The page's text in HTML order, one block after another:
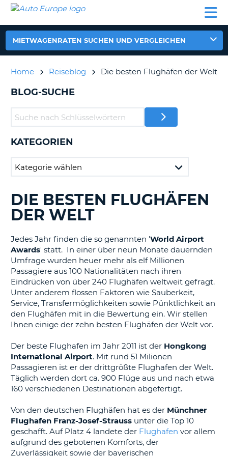
MIETWAGEN
WOHNMOBILE
AUTO
EUROPE
MIETWAGEN
WOHNMOBILE
PARTNER
HILFE
MEIN
MEINE
DEUTSCHLAND
MIETWAGENRATEN SUCHEN UND VERGLEICHEN
Home Reiseblog Die besten Flughäfen der Welt
BLOG-SUCHE
KATEGORIEN
DURCHSUCHE
BLOGS......
DIE BESTEN FLUGHÄFEN
DER WELT
Jedes Jahr finden die so genannten 'World Airport
Awards' statt. In einer über neun Monate dauernden
Umfrage wurden heuer mehr als elf Millionen
Passagiere aus 100 Nationalitäten nach ihren
Eindrücken von über 240 Flughäfen weltweit gefragt.
Unter anderem flossen Faktoren wie Sauberkeit,
Service, Transfermöglichkeiten sowie Pünktlichkeit an
den Flughäfen mit in die Bewertung ein. Wir stellen
Ihnen einige der zehn besten Flughäfen der Welt vor.
Der beste Flughafen im Jahr 2011 ist der Hongkong
International Airport. Mit rund 51 Milionen
Passagieren ist er der drittgrößte Flughafen der Welt.
Täglich werden dort ca. 900 Flüge aus und nach etwa
160 verschiedenen Destinationen abgefertigt.
Von den deutschen Flughäfen hat es der Münchner
Flughafen Franz-Josef-Strauss unter die Top 10
geschafft. Auf Platz 4 landete der Flughafen vor allem
aufgrund des gebotenen Komforts, der
Zuverlässigkeit sowie der bayerischen